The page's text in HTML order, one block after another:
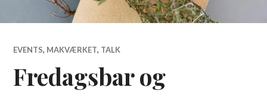
EVENTS, MAKVÆRKET, TALK
Fredagsbar og